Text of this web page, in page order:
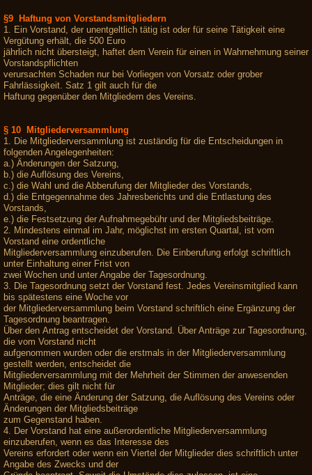
§9 Haftung von Vorstandsmitgliedern
1. Ein Vorstand, der unentgeltlich tätig ist oder für seine Tätigkeit eine
Vergütung erhält, die 500 Euro
jährlich nicht übersteigt, haftet dem Verein für einen in Wahrnehmung seiner
Vorstandspflichten
verursachten Schaden nur bei Vorliegen von Vorsatz oder grober
Fahrlässigkeit. Satz 1 gilt auch für die
Haftung gegenüber den Mitgliedern des Vereins.
§ 10 Mitgliederversammlung
1. Die Mitgliederversammlung ist zuständig für die Entscheidungen in
folgenden Angelegenheiten:
a.) Änderungen der Satzung,
b.) die Auflösung des Vereins,
c.) die Wahl und die Abberufung der Mitglieder des Vorstands,
d.) die Entgegennahme des Jahresberichts und die Entlastung des
Vorstands,
e.) die Festsetzung der Aufnahmegebühr und der Mitgliedsbeiträge.
2. Mindestens einmal im Jahr, möglichst im ersten Quartal, ist vom
Vorstand eine ordentliche
Mitgliederversammlung einzuberufen. Die Einberufung erfolgt schriftlich
unter Einhaltung einer Frist von
zwei Wochen und unter Angabe der Tagesordnung.
3. Die Tagesordnung setzt der Vorstand fest. Jedes Vereinsmitglied kann
bis spätestens eine Woche vor
der Mitgliederversammlung beim Vorstand schriftlich eine Ergänzung der
Tagesordnung beantragen.
Über den Antrag entscheidet der Vorstand. Über Anträge zur Tagesordnung,
die vom Vorstand nicht
aufgenommen wurden oder die erstmals in der Mitgliederversammlung
gestellt werden, entscheidet die
Mitgliederversammlung mit der Mehrheit der Stimmen der anwesenden
Mitglieder; dies gilt nicht für
Anträge, die eine Änderung der Satzung, die Auflösung des Vereins oder
Änderungen der Mitgliedsbeiträge
zum Gegenstand haben.
4. Der Vorstand hat eine außerordentliche Mitgliederversammlung
einzuberufen, wenn es das Interesse des
Vereins erfordert oder wenn ein Viertel der Mitglieder dies schriftlich unter
Angabe des Zwecks und der